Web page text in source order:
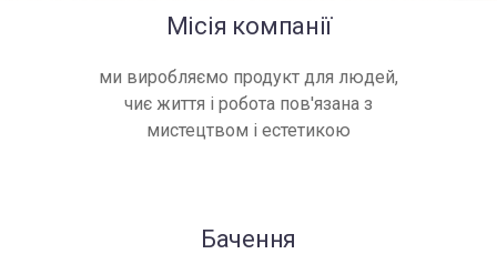
Місія компанії
ми виробляємо продукт для людей,
чиє життя і робота пов'язана з
мистецтвом і естетикою
Бачення